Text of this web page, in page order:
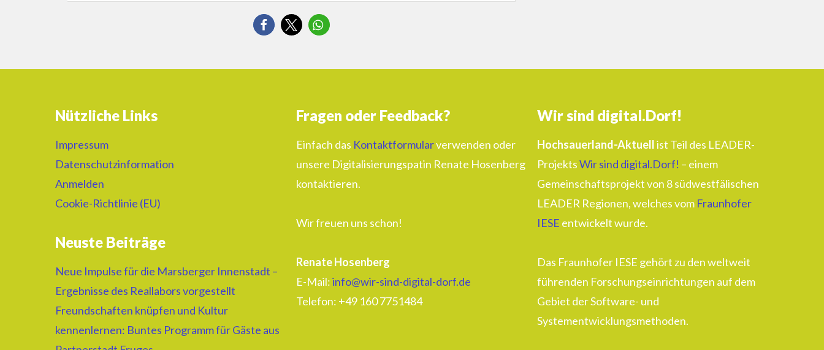
Nützliche Links
Impressum
Datenschutzinformation
Anmelden
Cookie-Richtlinie (EU)
Neuste Beiträge
Neue Impulse für die Marsberger Innenstadt –
Ergebnisse des Reallabors vorgestellt
Freundschaften knüpfen und Kultur
kennenlernen: Buntes Programm für Gäste aus
Fragen oder Feedback?
Einfach das Kontaktformularverwenden oder
unsere Digitalisierungspatin Renate Hosenberg
kontaktieren.
Wir freuen uns schon!
Renate Hosenberg
E-Mail:info@wir-sind-digital-dorf.de
Telefon: ‭+49 160 7751484‬
Wir sind digital.Dorf!
Hochsauerland-Aktuellist Teil des LEADER-
ProjektsWir sind digital.Dorf! – einem
Gemeinschaftsprojekt von 8 südwestfälischen
LEADER Regionen, welches vom Fraunhofer
IESE entwickelt wurde.
Das Fraunhofer IESE gehört zu den weltweit
führenden Forschungseinrichtungen auf dem
Gebiet der Software- und
Systementwicklungsmethoden.